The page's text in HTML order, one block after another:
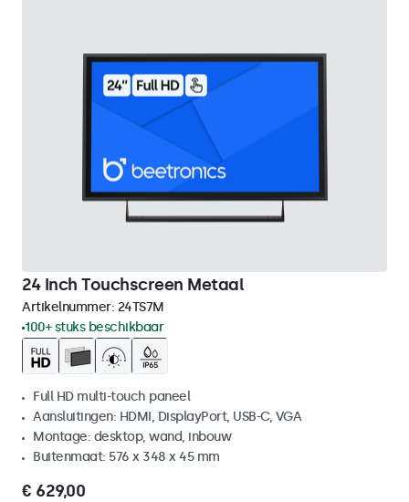
24 Inch Touchscreen Metaal
Artikelnummer: 24TS7M
100+ stuks beschikbaar
Full HD multi-touch paneel
Aansluitingen: HDMI, DisplayPort, USB-C, VGA
Montage: desktop, wand, inbouw
Buitenmaat: 576 x 348 x 45 mm
€ 629,00